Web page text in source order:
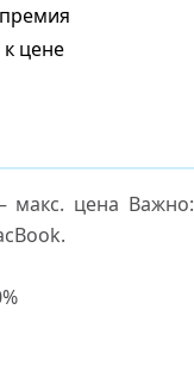
цене
цена Важно: